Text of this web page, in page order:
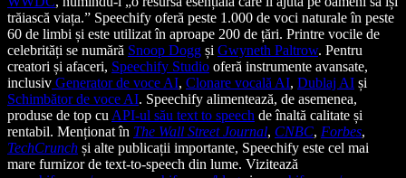
trăiască viața.” Speechify oferă peste 1.000 de voci naturale în peste
60 de limbi și este utilizat în aproape 200 de țări. Printre vocile de
celebrități se numără Snoop Dogg și Gwyneth Paltrow. Pentru
creatori și afaceri, Speechify Studio oferă instrumente avansate,
inclusiv Generator de voce AI, Clonare vocală AI, Dublaj AI și
Schimbător de voce AI. Speechify alimentează, de asemenea,
produse de top cu API-ul său text to speech de înaltă calitate și
rentabil. Menționat în The Wall Street Journal, CNBC, Forbes,
TechCrunch și alte publicații importante, Speechify este cel mai
mare furnizor de text-to-speech din lume. Vizitează